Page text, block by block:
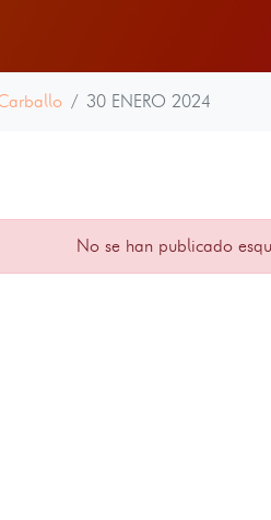
30 ENERO 2024
No se han publicado